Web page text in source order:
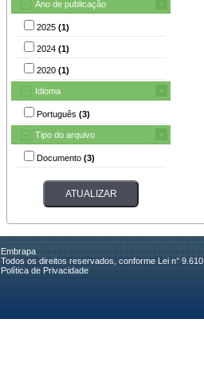
Ano de publicação
2025 (1)
2024 (1)
2020 (1)
Idioma
Português (3)
Tipo do arquivo
Documento (3)
Embrapa
Todos os direitos reservados, conforme Lei n° 9.610
Política de Privacidade